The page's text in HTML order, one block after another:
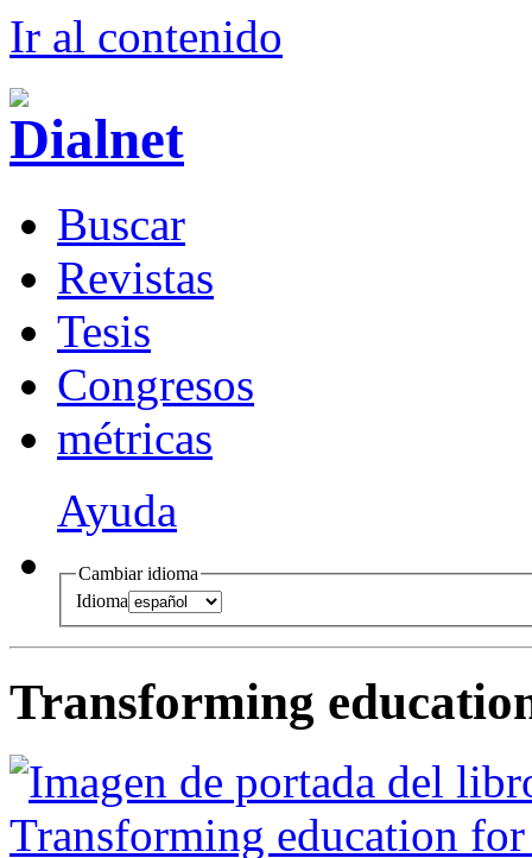
Ir al contenido
Buscar
Revistas
Tesis
Congresos
métricas
Ayuda
Cambiar idioma
Idioma
Transforming